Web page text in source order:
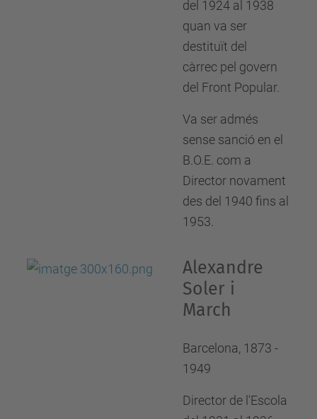
del 1924 al 1938
quan va ser
destituït del
càrrec pel govern
del Front Popular.
Va ser admés
sense sanció en el
B.O.E. com a
Director novament
des del 1940 fins al
1953.
Alexandre
Soler i
March
Barcelona, 1873 -
1949
Director de l'Escola